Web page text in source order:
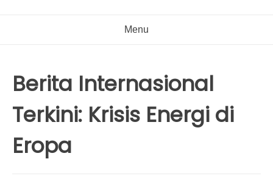
Menu
Berita Internasional
Terkini: Krisis Energi di
Eropa